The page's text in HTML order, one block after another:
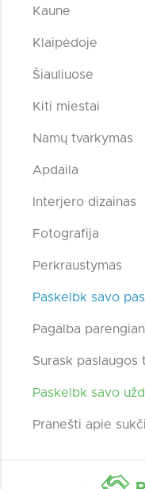
Kaune
Klaipėdoje
Šiauliuose
Kiti miestai
Namų tvarkymas
Apdaila
Interjero dizainas
Fotografija
Perkraustymas
Paskelbk savo
Pagalba
Surask paslaugos
Paskelbk savo
Pranešti apie